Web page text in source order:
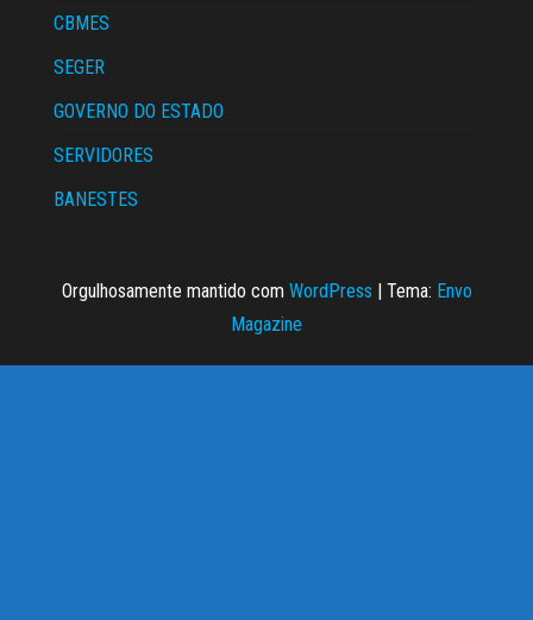
CBMES
SEGER
GOVERNO DO ESTADO
SERVIDORES
BANESTES
Orgulhosamente mantido com WordPress | Tema: Envo
Magazine